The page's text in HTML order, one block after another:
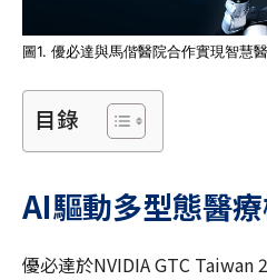
圖1. 優必達與馬偕醫院合作實現智慧
目錄
AI驅動多型態醫
優必達於NVIDIA GTC Taiwan